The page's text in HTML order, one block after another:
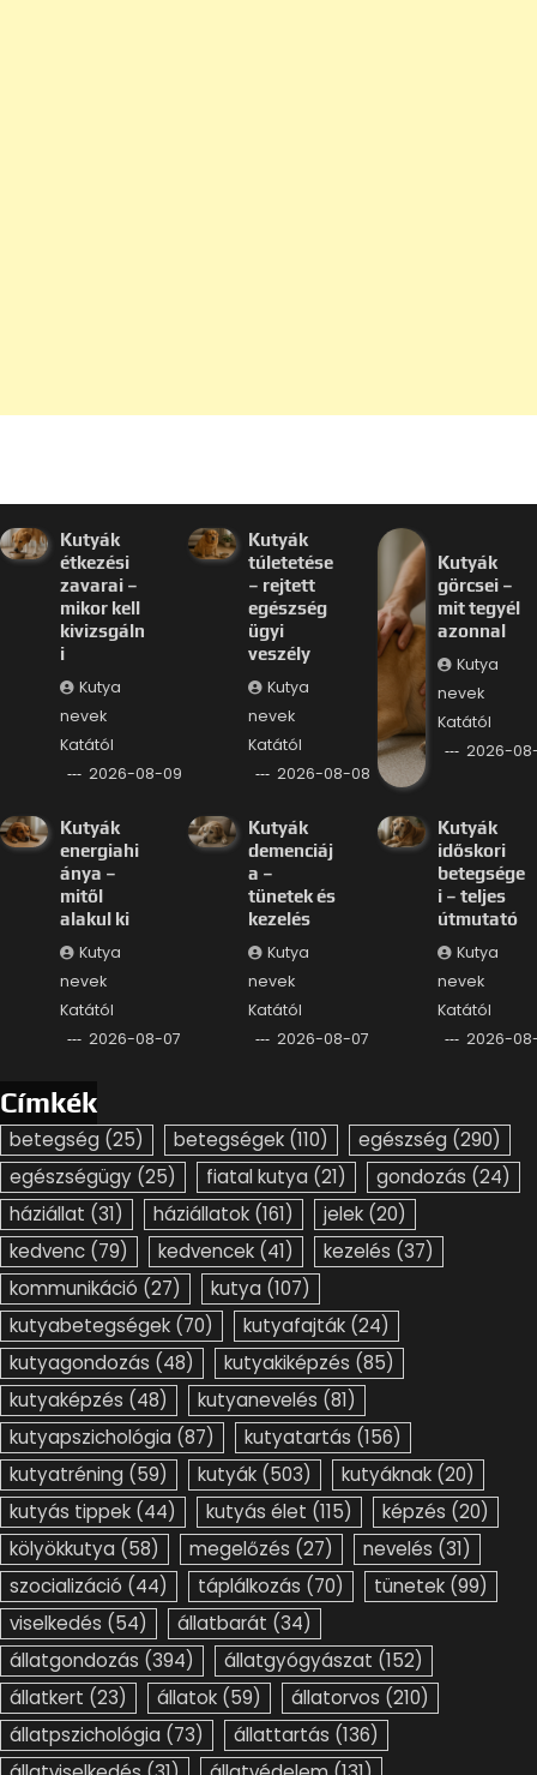
Kutyák
étkezési
zavarai –
mikor kell
kivizsgáln
i
Kutya
nevek
Katától
2026-08-09
Kutyák
túletetése
– rejtett
egészség
ügyi
veszély
Kutya
nevek
Katától
2026-08-08
Kutyák
görcsei –
mit tegyél
azonnal
Kutya
nevek
Katától
2026-
Kutyák
energiahi
ánya –
mitől
alakul ki
Kutya
nevek
Katától
2026-08-07
Kutyák
demenciáj
a –
tünetek és
kezelés
Kutya
nevek
Katától
2026-08-07
Kutyák
időskori
betegsége
i – teljes
útmutató
Kutya
nevek
Katától
2026-
Címkék
betegség (25) betegségek (110) egészség (290)
egészségügy (25) fiatal kutya (21) gondozás (24)
háziállat (31) háziállatok (161) jelek (20)
kedvenc (79) kedvencek (41) kezelés (37)
kommunikáció (27) kutya (107)
kutyabetegségek (70) kutyafajták (24)
kutyagondozás (48) kutyakiképzés (85)
kutyaképzés (48) kutyanevelés (81)
kutyapszichológia (87) kutyatartás (156)
kutyatréning (59) kutyák (503) kutyáknak (20)
kutyás tippek (44) kutyás élet (115) képzés (20)
kölyökkutya (58) megelőzés (27) nevelés (31)
szocializáció (44) táplálkozás (70) tünetek (99)
viselkedés (54) állatbarát (34)
állatgondozás (394) állatgyógyászat (152)
állatkert (23) állatok (59) állatorvos (210)
állatpszichológia (73) állattartás (136)